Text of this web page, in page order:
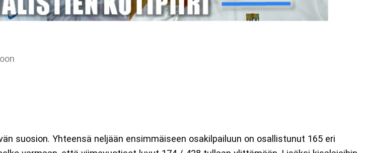
suosion. Yhteensä neljään ensimmäiseen osakilpailuun on osallistunut 165 eri